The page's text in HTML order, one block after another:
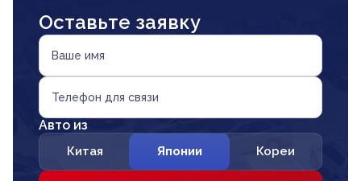
Оставьте заявку
Ваше имя
Телефон для связи
Авто из
Китая Японии Кореи